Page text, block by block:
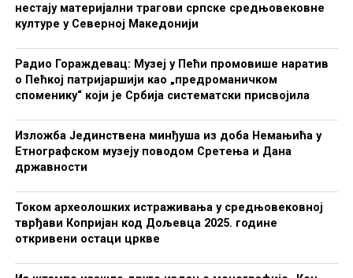
нестају материјални трагови српске средњовековне
културе у Северној Македонији
Радио Гораждевац: Музеј у Пећи промовише наратив
о Пећкој патријаршији као „предроманичком
споменику“ који је Србија систематски присвојила
Изложба Јединствена минђуша из доба Немањића у
Етнографском музеју поводом Сретења и Дана
државности
Током археолошких истраживања у средњовековној
тврђави Копријан код Дољевца 2025. године
откривени остаци цркве